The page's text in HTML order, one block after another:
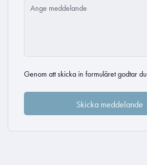
Genom att skicka in formuläret godtar du